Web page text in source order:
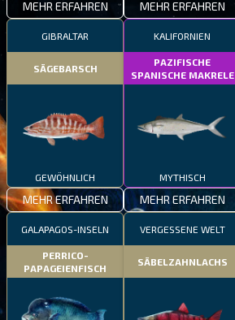
MEHR ERFAHREN MEHR ERFAHREN
GIBRALTAR
SÄGEBARSCH
GEWÖHNLICH
MEHR ERFAHREN
KALIFORNIEN
PAZIFISCHE
SPANISCHE MAKRELE
MYTHISCH
MEHR ERFAHREN
GALAPAGOS-INSELN
PERRICO-
PAPAGEIENFISCH
VERGESSENE WELT
SÄBELZAHNLACHS